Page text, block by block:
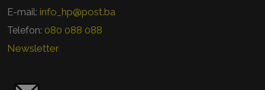
E-mail: info_hp@post.ba
Telefon: 080 088 088
Newsletter